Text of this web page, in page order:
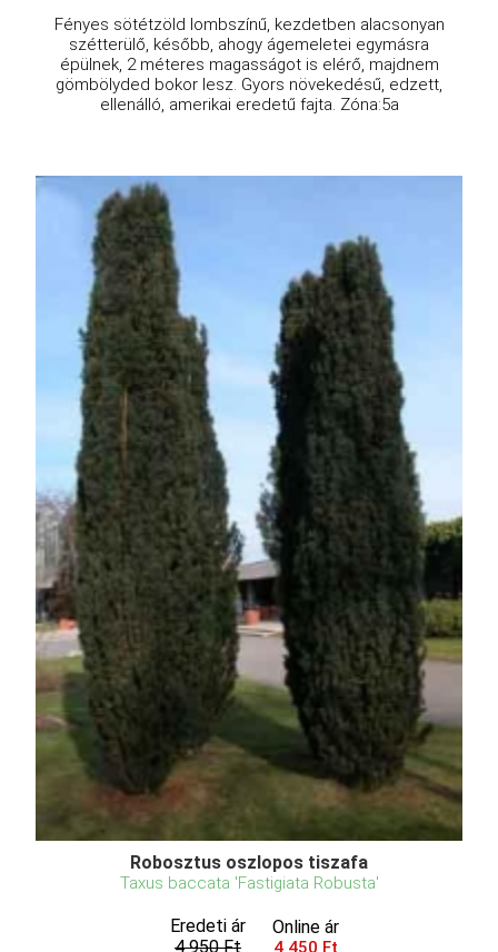
Fényes sötétzöld lombszínű, kezdetben alacsonyan
szétterülő, később, ahogy ágemeletei egymásra
épülnek, 2 méteres magasságot is elérő, majdnem
gömbölyded bokor lesz. Gyors növekedésű, edzett,
ellenálló, amerikai eredetű fajta. Zóna:5a
Robosztus oszlopos tiszafa
Taxus baccata 'Fastigiata Robusta'
Eredeti ár
4 950 Ft
Online ár